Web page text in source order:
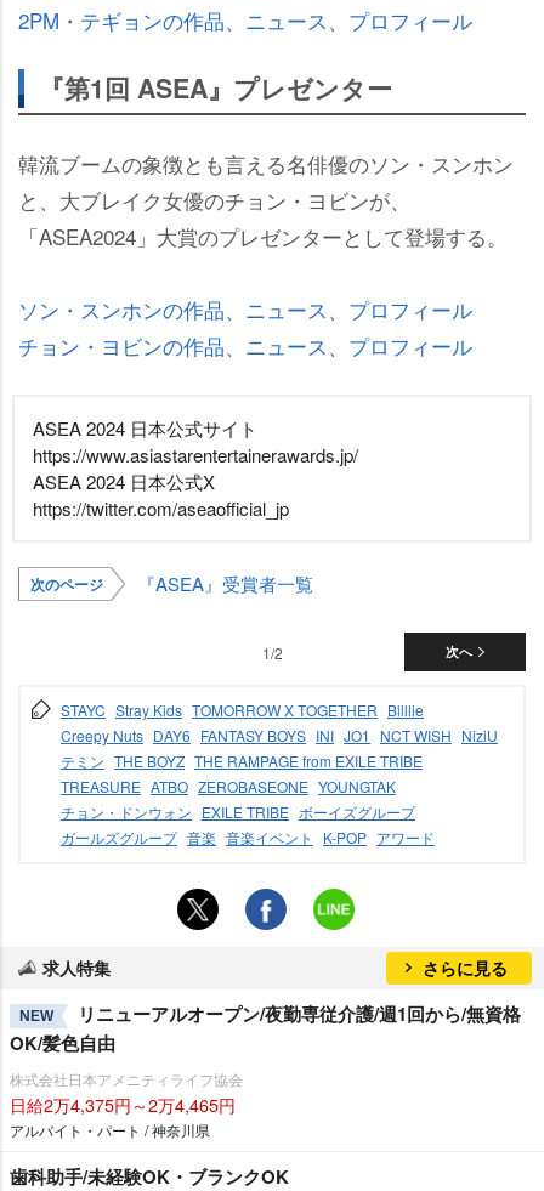
2PM ・ テギョンの作品、ニュース、プロフィール
『第1回 ASEA』プレゼンター
韓流ブームの象徴とも言える名俳優のソン・スンホン
と、大ブレイク女優のチョン・ヨビンが、
「ASEA2024」大賞のプレゼンターとして登場する。
ソン・スンホンの作品、ニュース、プロフィール
チョン・ヨビンの作品、ニュース、プロフィール
ASEA 2024 日本公式サイト
https://www.asiastarentertainerawards.jp/
ASEA 2024 日本公式X
https://twitter.com/aseaofficial_jp
次のページ 『ASEA』受賞者一覧
次へ
1/2
STAYC Stray Kids TOMORROW X TOGETHER Billlie
Creepy Nuts DAY6 FANTASY BOYS INI JO1 NCT WISH NiziU
テミン THE BOYZ THE RAMPAGE from EXILE TRIBE
TREASURE ATBO ZEROBASEONE YOUNGTAK
チョン・ドンウォン EXILE TRIBE ボーイズグループ
ガールズグループ 音楽 音楽イベント K-POP アワード
求人特集 さらに見る
NEW
リニューアルオープン/夜勤専従介護/週1回から/無資格
OK/髪色自由
株式会社日本アメニティライフ協会
日給2万4,375円～2万4,465円
アルバイト・パート / 神奈川県
歯科助手/未経験OK・ブランクOK